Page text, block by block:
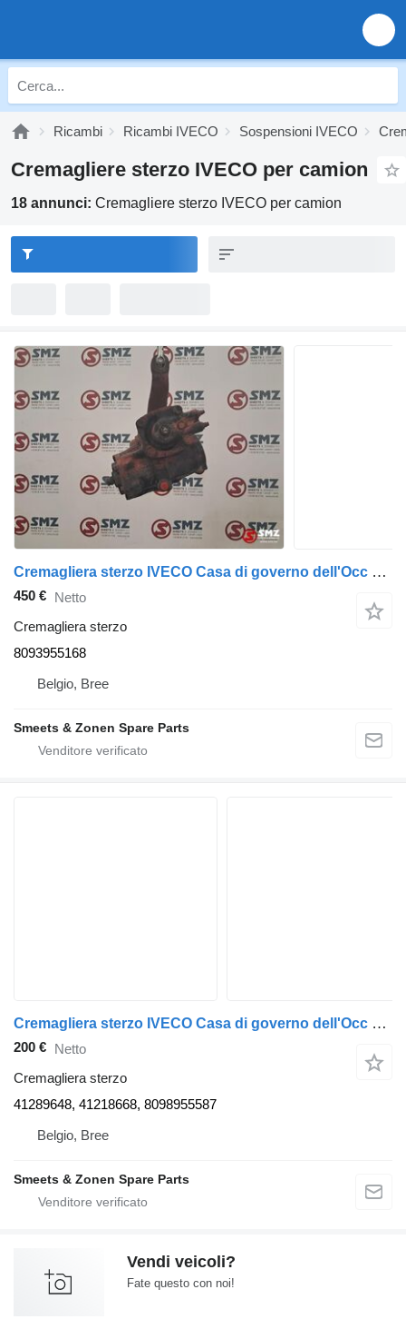
Ricambi Ricambi IVECO Sospensioni IVECO
Cremagliere sterzo IVECO per camion
18 annunci: Cremagliere sterzo IVECO per camion
Cremagliera sterzo IVECO Casa di governo dell'Occ 8093955168 per camion
450 € Netto
Cremagliera sterzo
8093955168
Belgio, Bree
Smeets & Zonen Spare Parts
Cremagliera sterzo IVECO Casa di governo dell'Occ 41289648 per camion
200 € Netto
Cremagliera sterzo
41289648, 41218668, 8098955587
Belgio, Bree
Smeets & Zonen Spare Parts
Vendi veicoli?
Fate questo con noi!